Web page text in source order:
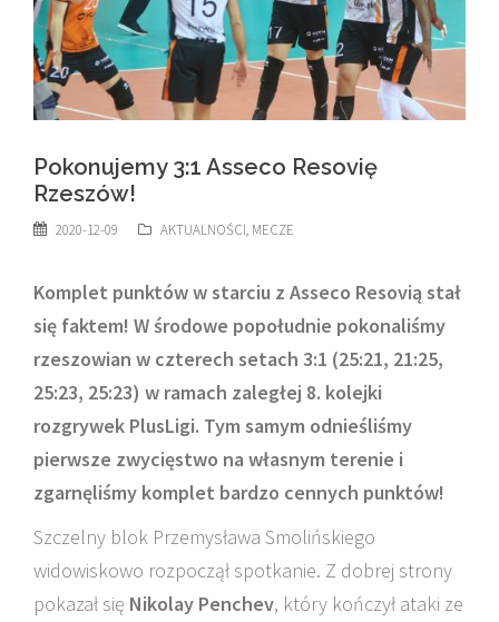
Pokonujemy 3:1 Asseco Resovię
Rzeszów!
2020-12-09 AKTUALNOŚCI, MECZE
Komplet punktów w starciu z Asseco Resovią stał
się faktem! W środowe popołudnie pokonaliśmy
rzeszowian w czterech setach 3:1 (25:21, 21:25,
25:23, 25:23) w ramach zaległej 8. kolejki
rozgrywek PlusLigi. Tym samym odnieśliśmy
pierwsze zwycięstwo na własnym terenie i
zgarnęliśmy komplet bardzo cennych punktów!
Szczelny blok Przemysława Smolińskiego
widowiskowo rozpoczął spotkanie. Z dobrej strony
pokazał się Nikolay Penchev, który kończył ataki ze